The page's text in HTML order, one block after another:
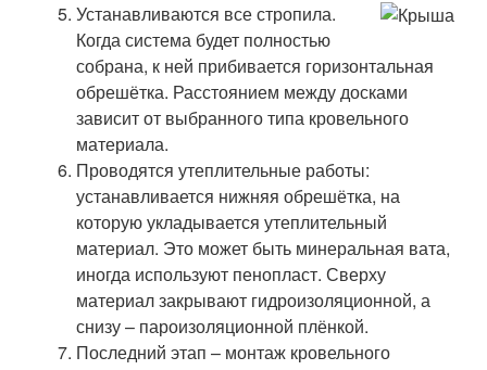
Устанавливаются все стропила.
Когда система будет полностью
собрана, к ней прибивается горизонтальная
обрешётка. Расстоянием между досками
зависит от выбранного типа кровельного
материала.
Проводятся утеплительные работы:
устанавливается нижняя обрешётка, на
которую укладывается утеплительный
материал. Это может быть минеральная вата,
иногда используют пенопласт. Сверху
материал закрывают гидроизоляционной, а
снизу – пароизоляционной плёнкой.
Последний этап – монтаж кровельного